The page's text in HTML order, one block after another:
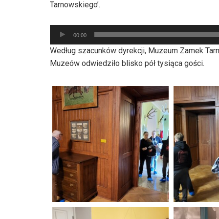
Tarnowskiego’.
Odtwarzacz
plików
dźwiękowych
00:00
Według szacunków dyrekcji, Muzeum Zamek
Muzeów odwiedziło blisko pół tysiąca gości.